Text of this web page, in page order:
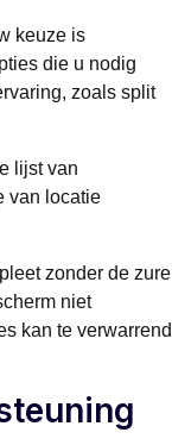
keuze is
die u nodig
zoals split
lijst van
van locatie
zonder de zure
niet
kan te verwarrend